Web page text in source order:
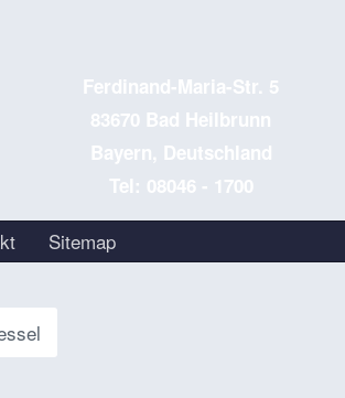
Ferdinand-Maria-Str. 5
83670 Bad Heilbrunn
Bayern, Deutschland
Tel: 08046 - 1700
Sitemap